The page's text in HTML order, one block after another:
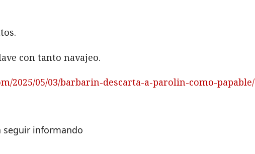
con tanto navajeo.
2025/05/03/barbarin-descarta-a-parolin-como-papable/
seguir informando